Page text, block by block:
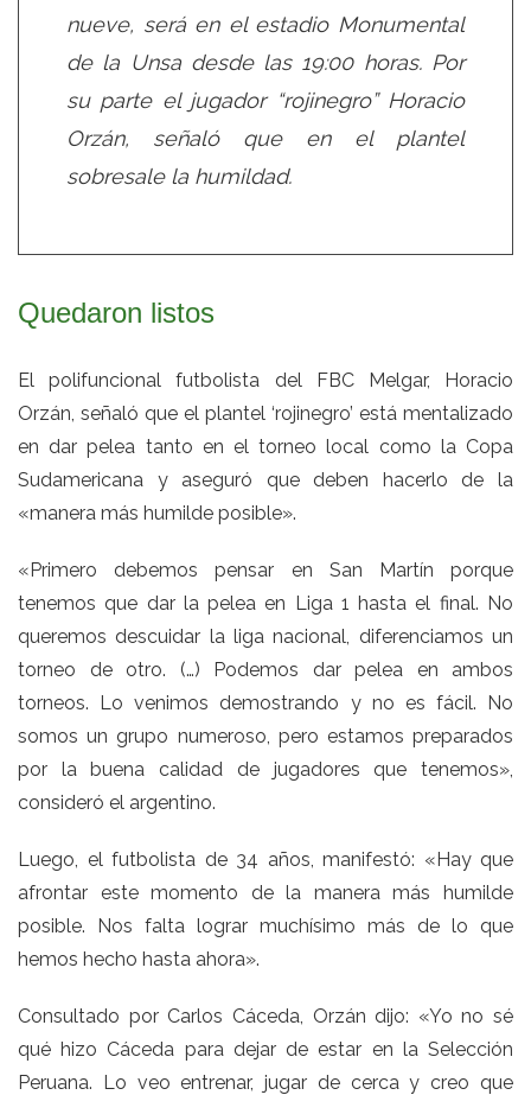
nueve, será en el estadio Monumental
de la Unsa desde las 19:00 horas. Por
su parte el jugador “rojinegro” Horacio
Orzán, señaló que en el plantel
sobresale la humildad.
Quedaron listos
El polifuncional futbolista del FBC Melgar, Horacio
Orzán, señaló que el plantel ‘rojinegro’ está mentalizado
en dar pelea tanto en el torneo local como la Copa
Sudamericana y aseguró que deben hacerlo de la
«manera más humilde posible».
«Primero debemos pensar en San Martín porque
tenemos que dar la pelea en Liga 1 hasta el final. No
queremos descuidar la liga nacional, diferenciamos un
torneo de otro. (…) Podemos dar pelea en ambos
torneos. Lo venimos demostrando y no es fácil. No
somos un grupo numeroso, pero estamos preparados
por la buena calidad de jugadores que tenemos»,
consideró el argentino.
Luego, el futbolista de 34 años, manifestó: «Hay que
afrontar este momento de la manera más humilde
posible. Nos falta lograr muchísimo más de lo que
hemos hecho hasta ahora».
Consultado por Carlos Cáceda, Orzán dijo: «Yo no sé
qué hizo Cáceda para dejar de estar en la Selección
Peruana. Lo veo entrenar, jugar de cerca y creo que